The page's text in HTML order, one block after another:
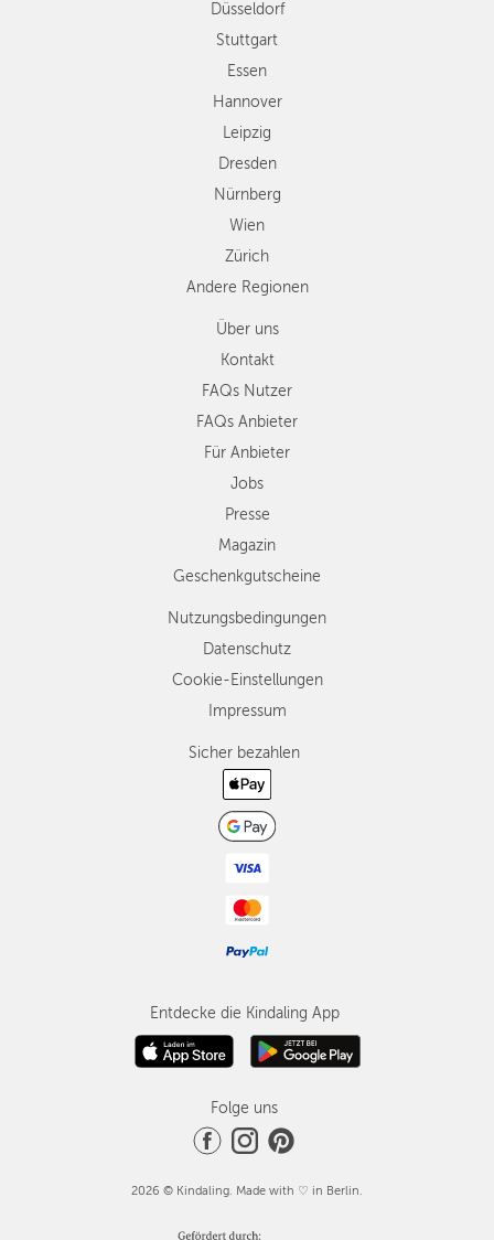
Nürnberg
Wien
Zürich
Andere
Regionen
Düsseldorf
Stuttgart
Essen
Hannover
Leipzig
Dresden
Nürnberg
Wien
Zürich
Andere Regionen
Über uns
Kontakt
FAQs Nutzer
FAQs Anbieter
Für Anbieter
Jobs
Presse
Magazin
Geschenkgutscheine
Nutzungsbedingungen
Datenschutz
Cookie-Einstellungen
Impressum
Sicher bezahlen
Entdecke die Kindaling App
Folge uns
2026 © Kindaling. Made with ♡ in Berlin.